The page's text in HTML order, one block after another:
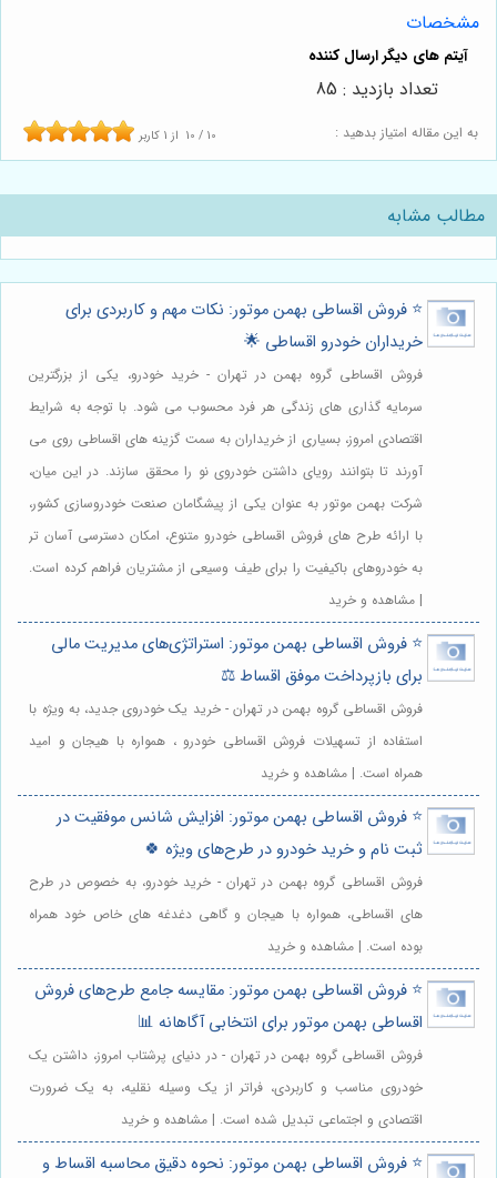
مشخصات
به این مقاله امتیاز بدهید : 10 / 10 از 1 کاربر
تعداد بازدید : 85
مطالب مشابه
⭐️ فروش اقساطی بهمن موتور: نکات مهم و کاربردی برای
خریداران خودرو اقساطی 🌟
فروش اقساطی گروه بهمن در تهران - خرید خودرو، یکی از بزرگترین
سرمایه گذاری های زندگی هر فرد محسوب می شود. با توجه به شرایط
اقتصادی امروز، بسیاری از خریداران به سمت گزینه های اقساطی روی می
آورند تا بتوانند رویای داشتن خودروی نو را محقق سازند. در این میان،
شرکت بهمن موتور به عنوان یکی از پیشگامان صنعت خودروسازی کشور،
با ارائه طرح های فروش اقساطی خودرو متنوع، امکان دسترسی آسان تر
به خودروهای باکیفیت را برای طیف وسیعی از مشتریان فراهم کرده است.
| مشاهده و خرید
⭐️ فروش اقساطی بهمن موتور: استراتژی‌های مدیریت مالی
برای بازپرداخت موفق اقساط ⚖️
فروش اقساطی گروه بهمن در تهران - خرید یک خودروی جدید، به ویژه با
استفاده از تسهیلات فروش اقساطی خودرو ، همواره با هیجان و امید
همراه است. | مشاهده و خرید
⭐️ فروش اقساطی بهمن موتور: افزایش شانس موفقیت در
ثبت نام و خرید خودرو در طرح‌های ویژه 🍀
فروش اقساطی گروه بهمن در تهران - خرید خودرو، به خصوص در طرح
های اقساطی، همواره با هیجان و گاهی دغدغه های خاص خود همراه
بوده است. | مشاهده و خرید
⭐️ فروش اقساطی بهمن موتور: مقایسه جامع طرح‌های فروش
اقساطی بهمن موتور برای انتخابی آگاهانه 📊
فروش اقساطی گروه بهمن در تهران - در دنیای پرشتاب امروز، داشتن یک
خودروی مناسب و کاربردی، فراتر از یک وسیله نقلیه، به یک ضرورت
اقتصادی و اجتماعی تبدیل شده است. | مشاهده و خرید
⭐️ فروش اقساطی بهمن موتور: نحوه دقیق محاسبه اقساط و